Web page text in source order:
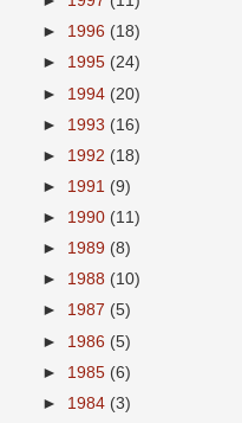
► 1996 (18)
► 1995 (24)
► 1994 (20)
► 1993 (16)
► 1992 (18)
► 1991 (9)
► 1990 (11)
► 1989 (8)
► 1988 (10)
► 1987 (5)
► 1986 (5)
► 1985 (6)
► 1984 (3)